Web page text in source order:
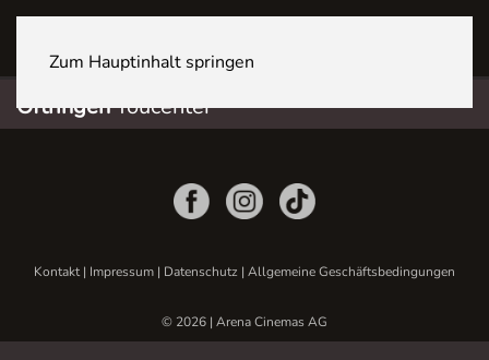
Zum Hauptinhalt springen
OftringenYoucenter
Kontakt| Impressum | Datenschutz | Allgemeine Geschäftsbedingungen
© 2026 | Arena Cinemas AG